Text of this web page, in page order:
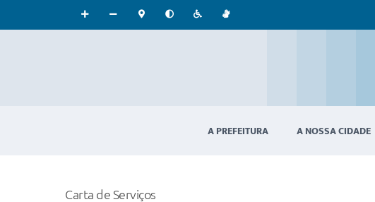
A PREFEITURA A NOSSA CIDADE
Carta de Serviços